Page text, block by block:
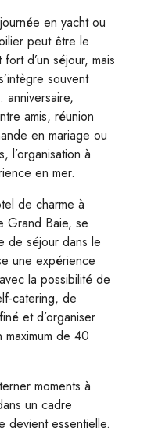
en yacht ou
peut être le
fort d’un séjour, mais
souvent
anniversaire,
amis, réunion
en mariage ou
l’organisation à
en mer.
de charme à
Grand Baie, se
de séjour dans le
une expérience
la possibilité de
catering, de
et d’organiser
de 40
moments à
un cadre
devient essentielle.